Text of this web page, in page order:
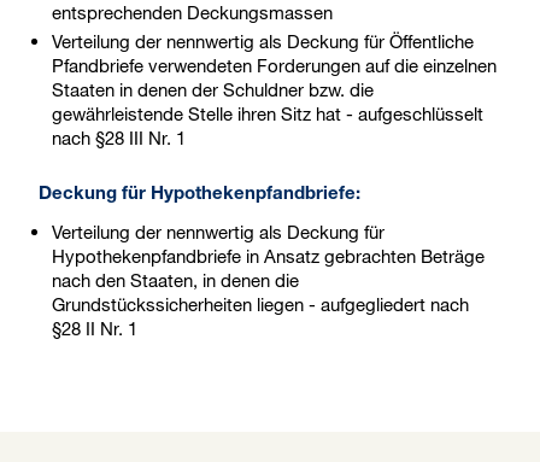
entsprechenden Deckungsmassen
Verteilung der nennwertig als Deckung für Öffentliche
Pfandbriefe verwendeten Forderungen auf die einzelnen
Staaten in denen der Schuldner bzw. die
gewährleistende Stelle ihren Sitz hat - aufgeschlüsselt
nach §28 III Nr. 1
Deckung für Hypothekenpfandbriefe:
Verteilung der nennwertig als Deckung für
Hypothekenpfandbriefe in Ansatz gebrachten Beträge
nach den Staaten, in denen die
Grundstückssicherheiten liegen - aufgegliedert nach
§28 II Nr. 1